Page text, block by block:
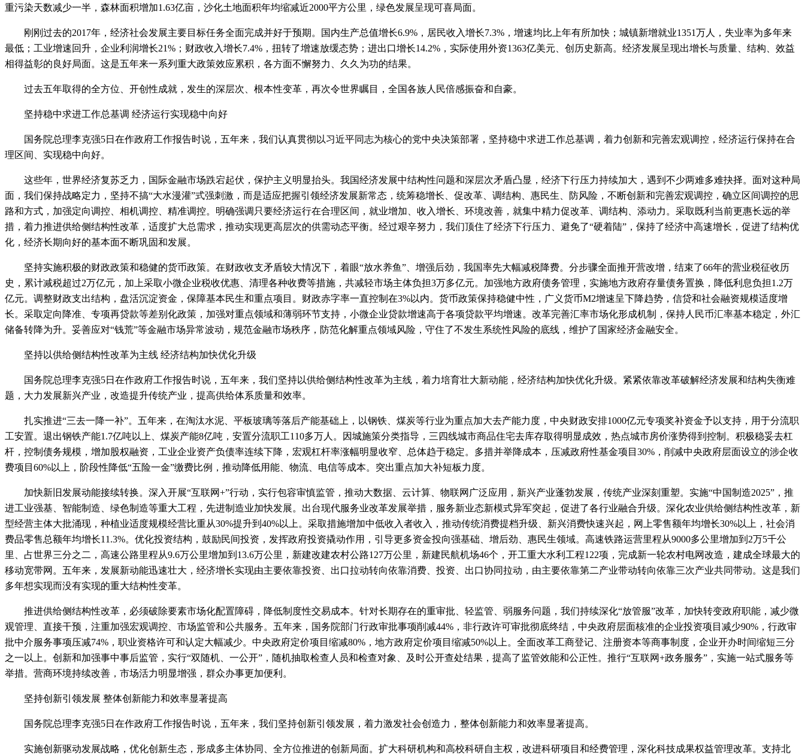
重污染天数减少一半，森林面积增加1.63亿亩，沙化土地面积年均缩减近2000平方公里，绿色发展呈现可喜局面。
刚刚过去的2017年，经济社会发展主要目标任务全面完成并好于预期。国内生产总值增长6.9%，居民收入增长7.3%，增速均比上年有所加快；城镇新增就业1351万人，失业率为多年来
最低；工业增速回升，企业利润增长21%；财政收入增长7.4%，扭转了增速放缓态势；进出口增长14.2%，实际使用外资1363亿美元、创历史新高。经济发展呈现出增长与质量、结构、效益
相得益彰的良好局面。这是五年来一系列重大政策效应累积，各方面不懈努力、久久为功的结果。
过去五年取得的全方位、开创性成就，发生的深层次、根本性变革，再次令世界瞩目，全国各族人民倍感振奋和自豪。
坚持稳中求进工作总基调 经济运行实现稳中向好
国务院总理李克强5日在作政府工作报告时说，五年来，我们认真贯彻以习近平同志为核心的党中央决策部署，坚持稳中求进工作总基调，着力创新和完善宏观调控，经济运行保持在合
理区间、实现稳中向好。
这些年，世界经济复苏乏力，国际金融市场跌宕起伏，保护主义明显抬头。我国经济发展中结构性问题和深层次矛盾凸显，经济下行压力持续加大，遇到不少两难多难抉择。面对这种局
面，我们保持战略定力，坚持不搞“大水漫灌”式强刺激，而是适应把握引领经济发展新常态，统筹稳增长、促改革、调结构、惠民生、防风险，不断创新和完善宏观调控，确立区间调控的思
路和方式，加强定向调控、相机调控、精准调控。明确强调只要经济运行在合理区间，就业增加、收入增长、环境改善，就集中精力促改革、调结构、添动力。采取既利当前更惠长远的举
措，着力推进供给侧结构性改革，适度扩大总需求，推动实现更高层次的供需动态平衡。经过艰辛努力，我们顶住了经济下行压力、避免了“硬着陆”，保持了经济中高速增长，促进了结构优
化，经济长期向好的基本面不断巩固和发展。
坚持实施积极的财政政策和稳健的货币政策。在财政收支矛盾较大情况下，着眼“放水养鱼”、增强后劲，我国率先大幅减税降费。分步骤全面推开营改增，结束了66年的营业税征收历
史，累计减税超过2万亿元，加上采取小微企业税收优惠、清理各种收费等措施，共减轻市场主体负担3万多亿元。加强地方政府债务管理，实施地方政府存量债务置换，降低利息负担1.2万
亿元。调整财政支出结构，盘活沉淀资金，保障基本民生和重点项目。财政赤字率一直控制在3%以内。货币政策保持稳健中性，广义货币M2增速呈下降趋势，信贷和社会融资规模适度增
长。采取定向降准、专项再贷款等差别化政策，加强对重点领域和薄弱环节支持，小微企业贷款增速高于各项贷款平均增速。改革完善汇率市场化形成机制，保持人民币汇率基本稳定，外汇
储备转降为升。妥善应对“钱荒”等金融市场异常波动，规范金融市场秩序，防范化解重点领域风险，守住了不发生系统性风险的底线，维护了国家经济金融安全。
坚持以供给侧结构性改革为主线 经济结构加快优化升级
国务院总理李克强5日在作政府工作报告时说，五年来，我们坚持以供给侧结构性改革为主线，着力培育壮大新动能，经济结构加快优化升级。紧紧依靠改革破解经济发展和结构失衡难
题，大力发展新兴产业，改造提升传统产业，提高供给体系质量和效率。
扎实推进“三去一降一补”。五年来，在淘汰水泥、平板玻璃等落后产能基础上，以钢铁、煤炭等行业为重点加大去产能力度，中央财政安排1000亿元专项奖补资金予以支持，用于分流职
工安置。退出钢铁产能1.7亿吨以上、煤炭产能8亿吨，安置分流职工110多万人。因城施策分类指导，三四线城市商品住宅去库存取得明显成效，热点城市房价涨势得到控制。积极稳妥去杠
杆，控制债务规模，增加股权融资，工业企业资产负债率连续下降，宏观杠杆率涨幅明显收窄、总体趋于稳定。多措并举降成本，压减政府性基金项目30%，削减中央政府层面设立的涉企收
费项目60%以上，阶段性降低“五险一金”缴费比例，推动降低用能、物流、电信等成本。突出重点加大补短板力度。
加快新旧发展动能接续转换。深入开展“互联网+”行动，实行包容审慎监管，推动大数据、云计算、物联网广泛应用，新兴产业蓬勃发展，传统产业深刻重塑。实施“中国制造2025”，推
进工业强基、智能制造、绿色制造等重大工程，先进制造业加快发展。出台现代服务业改革发展举措，服务新业态新模式异军突起，促进了各行业融合升级。深化农业供给侧结构性改革，新
型经营主体大批涌现，种植业适度规模经营比重从30%提升到40%以上。采取措施增加中低收入者收入，推动传统消费提档升级、新兴消费快速兴起，网上零售额年均增长30%以上，社会消
费品零售总额年均增长11.3%。优化投资结构，鼓励民间投资，发挥政府投资撬动作用，引导更多资金投向强基础、增后劲、惠民生领域。高速铁路运营里程从9000多公里增加到2万5千公
里、占世界三分之二，高速公路里程从9.6万公里增加到13.6万公里，新建改建农村公路127万公里，新建民航机场46个，开工重大水利工程122项，完成新一轮农村电网改造，建成全球最大的
移动宽带网。五年来，发展新动能迅速壮大，经济增长实现由主要依靠投资、出口拉动转向依靠消费、投资、出口协同拉动，由主要依靠第二产业带动转向依靠三次产业共同带动。这是我们
多年想实现而没有实现的重大结构性变革。
推进供给侧结构性改革，必须破除要素市场化配置障碍，降低制度性交易成本。针对长期存在的重审批、轻监管、弱服务问题，我们持续深化“放管服”改革，加快转变政府职能，减少微
观管理、直接干预，注重加强宏观调控、市场监管和公共服务。五年来，国务院部门行政审批事项削减44%，非行政许可审批彻底终结，中央政府层面核准的企业投资项目减少90%，行政审
批中介服务事项压减74%，职业资格许可和认定大幅减少。中央政府定价项目缩减80%，地方政府定价项目缩减50%以上。全面改革工商登记、注册资本等商事制度，企业开办时间缩短三分
之一以上。创新和加强事中事后监管，实行“双随机、一公开”，随机抽取检查人员和检查对象、及时公开查处结果，提高了监管效能和公正性。推行“互联网+政务服务”，实施一站式服务等
举措。营商环境持续改善，市场活力明显增强，群众办事更加便利。
坚持创新引领发展 整体创新能力和效率显著提高
国务院总理李克强5日在作政府工作报告时说，五年来，我们坚持创新引领发展，着力激发社会创造力，整体创新能力和效率显著提高。
实施创新驱动发展战略，优化创新生态，形成多主体协同、全方位推进的创新局面。扩大科研机构和高校科研自主权，改进科研项目和经费管理，深化科技成果权益管理改革。支持北